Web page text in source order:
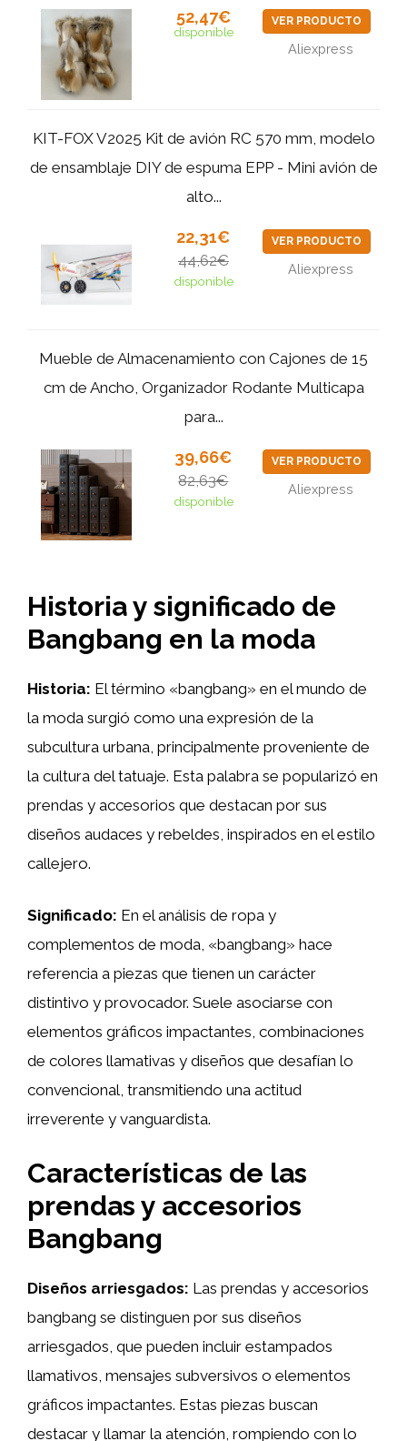
52,47€
disponible
VER PRODUCTO
Aliexpress
KIT-FOX V2025 Kit de avión RC 570 mm, modelo
de ensamblaje DIY de espuma EPP - Mini avión de
alto...
22,31€
44,62€
disponible
VER PRODUCTO
Aliexpress
Mueble de Almacenamiento con Cajones de 15
cm de Ancho, Organizador Rodante Multicapa
para...
39,66€
82,63€
disponible
VER PRODUCTO
Aliexpress
Historia y significado de
Bangbang en la moda
Historia: El término «bangbang» en el mundo de
la moda surgió como una expresión de la
subcultura urbana, principalmente proveniente de
la cultura del tatuaje. Esta palabra se popularizó en
prendas y accesorios que destacan por sus
diseños audaces y rebeldes, inspirados en el estilo
callejero.
Significado: En el análisis de ropa y
complementos de moda, «bangbang» hace
referencia a piezas que tienen un carácter
distintivo y provocador. Suele asociarse con
elementos gráficos impactantes, combinaciones
de colores llamativas y diseños que desafían lo
convencional, transmitiendo una actitud
irreverente y vanguardista.
Características de las
prendas y accesorios
Bangbang
Diseños arriesgados: Las prendas y accesorios
bangbang se distinguen por sus diseños
arriesgados, que pueden incluir estampados
llamativos, mensajes subversivos o elementos
gráficos impactantes. Estas piezas buscan
destacar y llamar la atención, rompiendo con lo